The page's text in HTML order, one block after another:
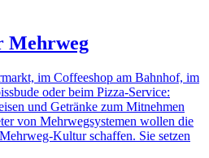
Mehrweg
im Coffeeshop am Bahnhof, im
oder beim Pizza-Service:
und Getränke zum Mitnehmen
von Mehrwegsystemen wollen die
Kultur schaffen. Sie setzen